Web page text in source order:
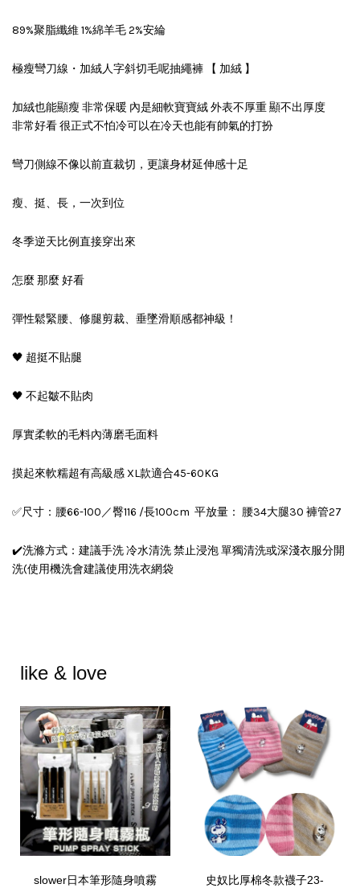
89%聚脂纖維 1%綿羊毛 2%安綸
極瘦彎刀線・加絨人字斜切毛呢抽繩褲 【 加絨 】
加絨也能顯瘦 非常保暖 內是細軟寶寶絨 外表不厚重 顯不出厚度
非常好看 很正式不怕冷可以在冷天也能有帥氣的打扮
彎刀側線不像以前直裁切，更讓身材延伸感十足
瘦、挺、長，一次到位
冬季逆天比例直接穿出來
怎麼 那麼 好看
彈性鬆緊腰、修腿剪裁、垂墜滑順感都神級！
🖤 超挺不貼腿
🖤 不起皺不貼肉
厚實柔軟的毛料內薄磨毛面料
摸起來軟糯超有高級感 XL款適合45-60KG
✅尺寸：腰66-100／臀116 /長100cm 平放量： 腰34大腿30 褲管27
✔️洗滌方式：建議手洗 冷水清洗 禁止浸泡 單獨清洗或深淺衣服分開
洗(使用機洗會建議使用洗衣網袋
like & love
slower日本筆形隨身噴霧
史奴比厚棉冬款襪子23-